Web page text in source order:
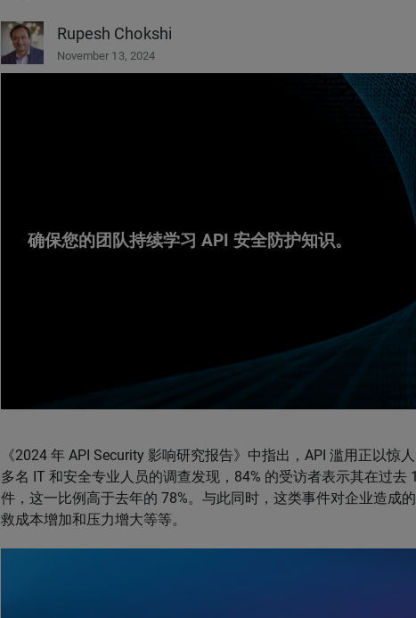
Rupesh Chokshi
November 13, 2024
确保您的团队持续学习 API 安全防护知识。
《2024 年 API Security 影响研究报告》中指出，API 滥用正以惊
多名 IT 和安全专业人员的调查发现，84% 的受访者表示其在过去
件，这一比例高于去年的 78%。与此同时，这类事件对企业造成
救成本增加和压力增大等等。